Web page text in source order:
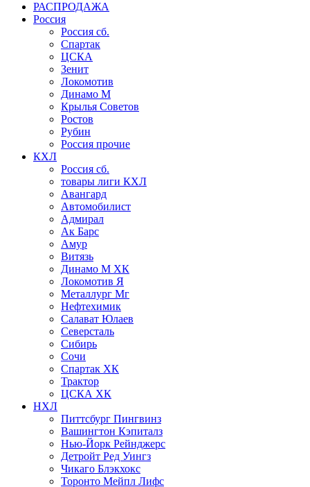
РАСПРОДАЖА
Россия
Россия сб.
Спартак
ЦСКА
Зенит
Локомотив
Динамо М
Крылья Советов
Ростов
Рубин
Россия прочие
КХЛ
Россия сб.
товары лиги КХЛ
Авангард
Автомобилист
Адмирал
Ак Барс
Амур
Витязь
Динамо М ХК
Локомотив Я
Металлург Мг
Нефтехимик
Салават Юлаев
Северсталь
Сибирь
Сочи
Спартак ХК
Трактор
ЦСКА ХК
НХЛ
Питтсбург Пингвинз
Вашингтон Кэпиталз
Нью-Йорк Рейнджерс
Детройт Ред Уингз
Чикаго Блэкхокс
Торонто Мейпл Лифс